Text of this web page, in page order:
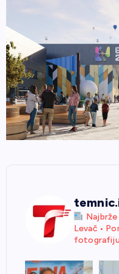
Levač •
fotografiju